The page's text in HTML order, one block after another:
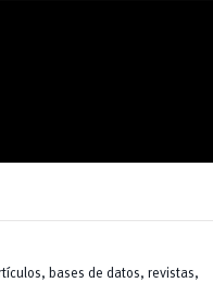
bases de datos, revistas,